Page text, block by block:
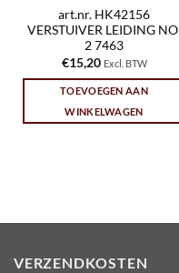
art.nr. HK42156
VERSTUIVER LEIDING
2 7463
€15,20 Excl. BTW
TOEVOEGEN AAN
WINKELWAGEN
VERZENDKOSTEN